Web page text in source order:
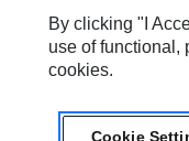
Privacidad
Cat.com
Caterpillar © 2026.
By clicking "I
use of functional,
cookies.
Cookie